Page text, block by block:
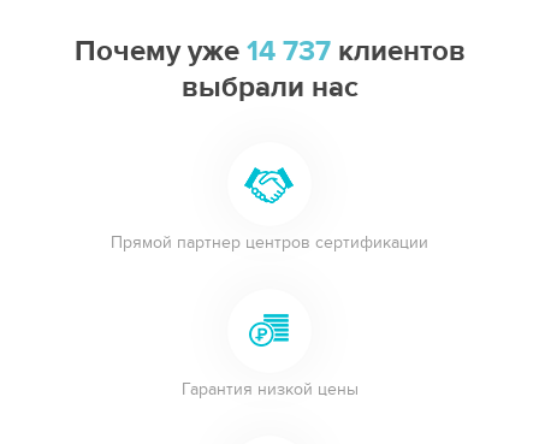
Почему уже 14 737клиентов
выбрали нас
Прямой партнер центров сертификации
Гарантия низкой цены